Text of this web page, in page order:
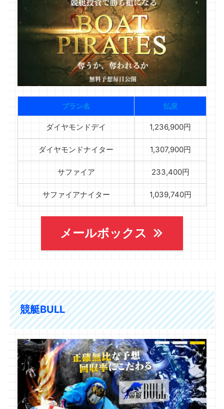
プラン名 払戻
ダイヤモンドデイ 1,236,900円
ダイヤモンドナイター 1,307,900円
サファイア 233,400円
サファイアナイター 1,039,740円
メールボックス
競艇BULL